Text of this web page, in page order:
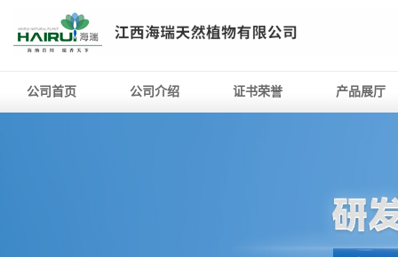
公司首页 公司介绍 证书荣誉 产品展厅